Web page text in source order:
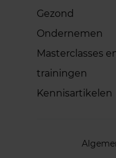
Gezond
Ondernemen
Masterclasses
trainingen
Kennisartikelen